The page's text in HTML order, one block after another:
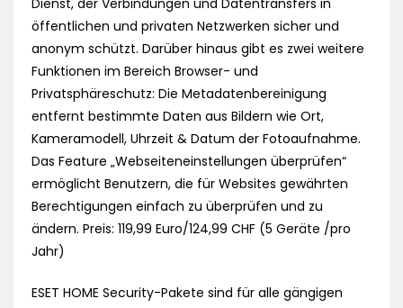
Dienst, der Verbindungen und Datentransfers in
öffentlichen und privaten Netzwerken sicher und
anonym schützt. Darüber hinaus gibt es zwei weitere
Funktionen im Bereich Browser- und
Privatsphäreschutz: Die Metadatenbereinigung
entfernt bestimmte Daten aus Bildern wie Ort,
Kameramodell, Uhrzeit & Datum der Fotoaufnahme.
Das Feature „Webseiteneinstellungen überprüfen“
ermöglicht Benutzern, die für Websites gewährten
Berechtigungen einfach zu überprüfen und zu
ändern. Preis: 119,99 Euro/124,99 CHF (5 Geräte /pro
Jahr)
ESET HOME Security-Pakete sind für alle gängigen